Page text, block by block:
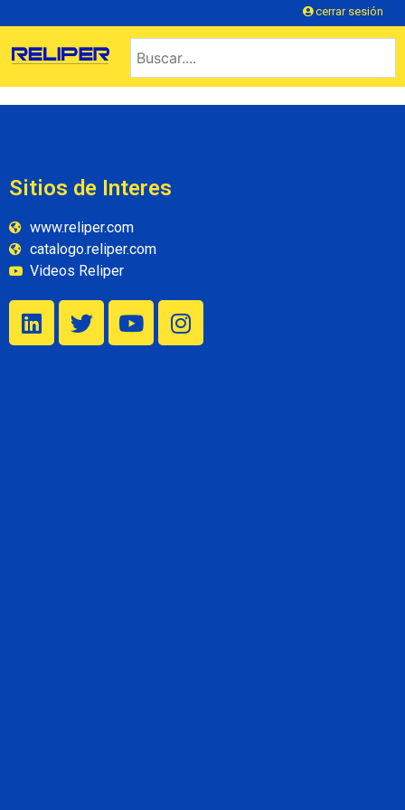
cerrar sesión
Sitios de Interes
www.reliper.com
catalogo.reliper.com
Videos Reliper